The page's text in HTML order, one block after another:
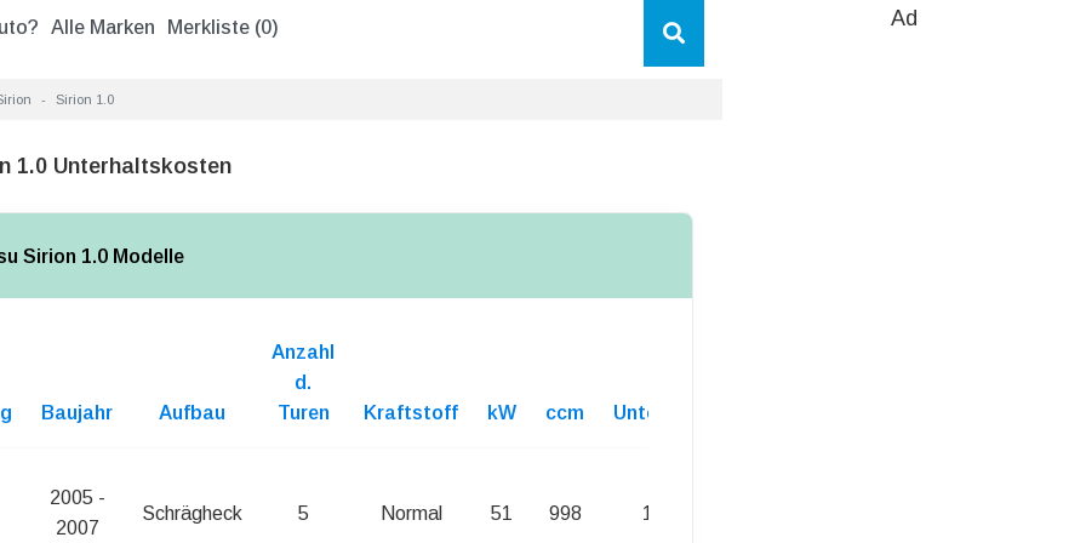
Alle Marken Merkliste (0) Ad
Sirion 1.0
1.0 Unterhaltskosten
Sirion 1.0 Modelle
Baujahr Aufbau
Anzahl
d.
Turen
Kraftstoff kW ccm Unterhaltskosten
2005 -
2007
Schrägheck 5 Normal 51 998 194,00 Euro